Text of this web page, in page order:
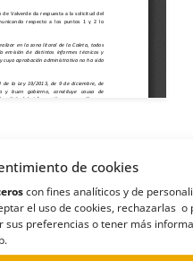
de cookies
con fines analíticos y de
el uso de cookies, rechazarlas
sus preferencias o tener más
,Ayuntamientos,
de obras públicas